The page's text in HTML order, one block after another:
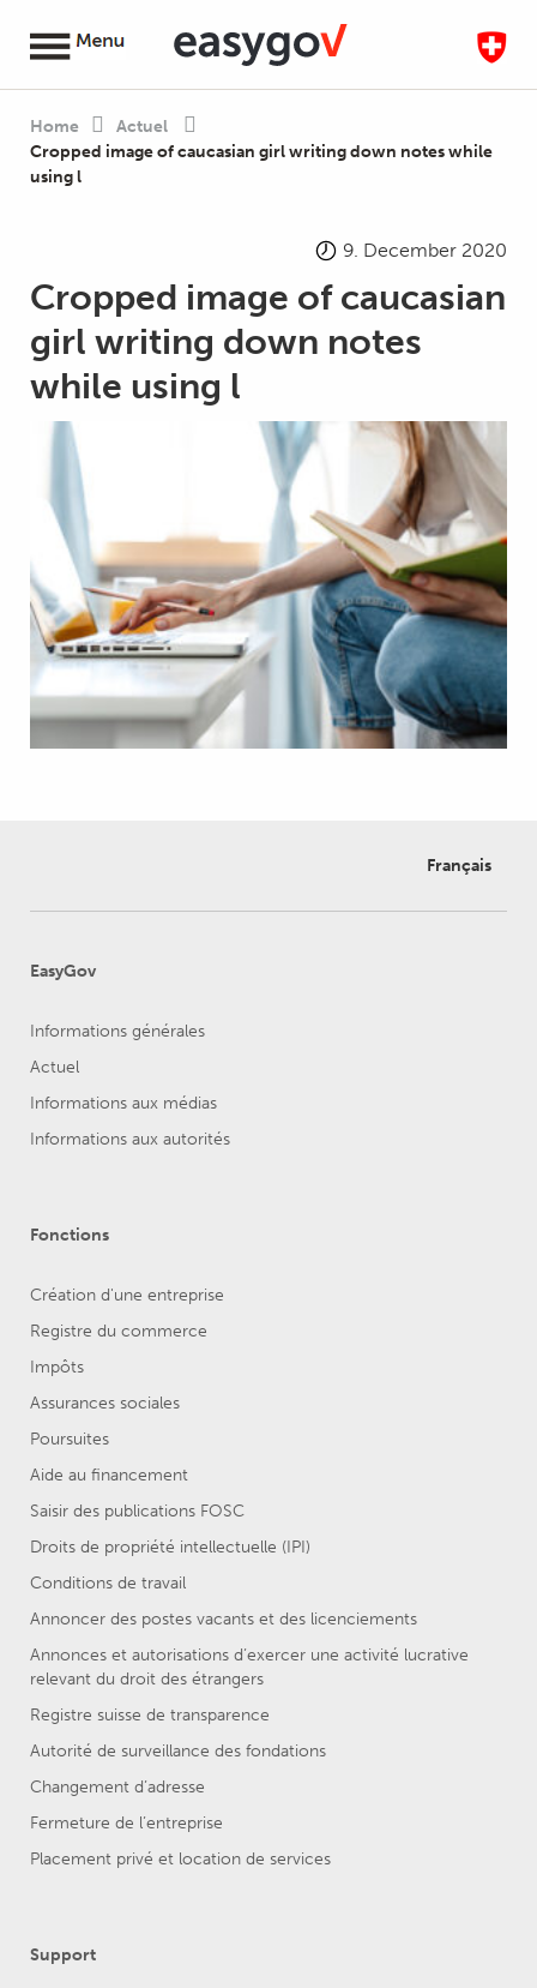
Home
Actuel
Cropped image of caucasian girl writing down notes while
using l
9. December 2020
Cropped image of caucasian
girl writing down notes
while using l
Français
EasyGov
Informations générales
Actuel
Informations aux médias
Informations aux autorités
Fonctions
Création d'une entreprise
Registre du commerce
Impôts
Assurances sociales
Poursuites
Aide au financement
Saisir des publications FOSC
Droits de propriété intellectuelle (IPI)
Conditions de travail
Annoncer des postes vacants et des licenciements
Annonces et autorisations d’exercer une activité lucrative
relevant du droit des étrangers
Registre suisse de transparence
Autorité de surveillance des fondations
Changement d’adresse
Fermeture de l’entreprise
Placement privé et location de services
Support